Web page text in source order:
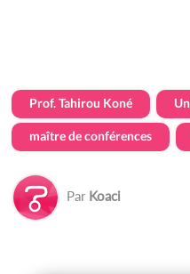
Prof. Tahirou Koné
maître de conférences
Par Koaci